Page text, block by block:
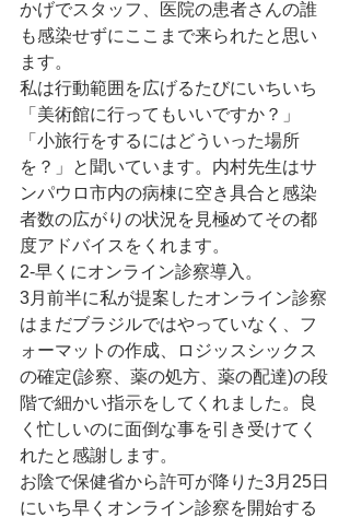
かげでスタッフ、医院の患者さんの誰
も感染せずにここまで来られたと思い
ます。
私は行動範囲を広げるたびにいちいち
「美術館に行ってもいいですか？」
「小旅行をするにはどういった場所
を？」と聞いています。内村先生はサ
ンパウロ市内の病棟に空き具合と感染
者数の広がりの状況を見極めてその都
度アドバイスをくれます。
2-早くにオンライン診察導入。
3月前半に私が提案したオンライン診察
はまだブラジルではやっていなく、フ
ォーマットの作成、ロジッスシックス
の確定(診察、薬の処方、薬の配達)の段
階で細かい指示をしてくれました。良
く忙しいのに面倒な事を引き受けてく
れたと感謝します。
お陰で保健省から許可が降りた3月25日
にいち早くオンライン診察を開始する